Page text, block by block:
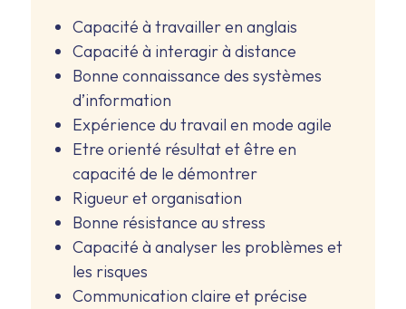
Capacité à travailler en anglais
Capacité à interagir à distance
Bonne connaissance des systèmes
d’information
Expérience du travail en mode agile
Etre orienté résultat et être en
capacité de le démontrer
Rigueur et organisation
Bonne résistance au stress
Capacité à analyser les problèmes et
les risques
Communication claire et précise